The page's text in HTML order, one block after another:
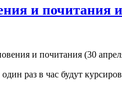
и почитания
и почитания (30
раз в час будут